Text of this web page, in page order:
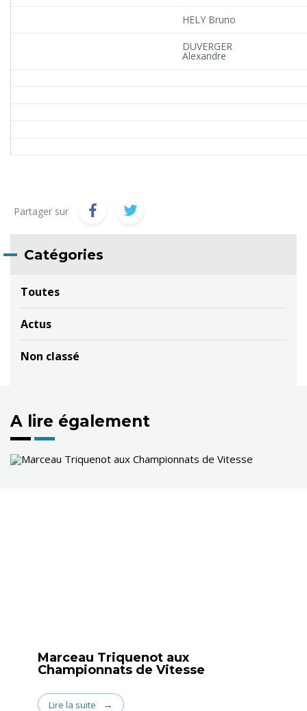
HELY Bruno
DUVERGER
Alexandre
Partager sur
Catégories
Toutes
Actus
Non classé
A lire également
Marceau Triquenot aux
Championnats de Vitesse
Lire la suite